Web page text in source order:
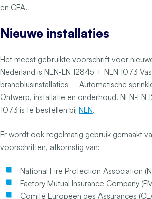
en CEA.
Nieuwe installaties
Het meest gebruikte voorschrift voor
Nederland is NEN-EN 12845 + NEN 1073
brandblusinstallaties – Automatische
Ontwerp, installatie en onderhoud. NEN-EN
1073 is te bestellen bij NEN.
Er wordt ook regelmatig gebruik gemaakt
voorschriften, afkomstig van:
National Fire Protection Association
Factory Mutual Insurance Company
Comité Européen des Assurances